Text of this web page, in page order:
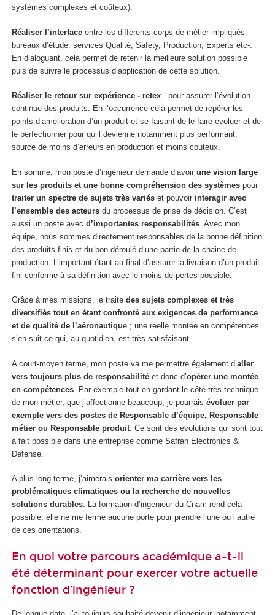
systèmes complexes et coûteux).
Réaliser l’interface entre les différents corps de métier impliqués -
bureaux d’étude, services Qualité, Safety, Production, Experts etc-.
En dialoguant, cela permet de retenir la meilleure solution possible
puis de suivre le processus d’application de cette solution.
Réaliser le retour sur expérience - retex - pour assurer l’évolution
continue des produits. En l’occurrence cela permet de repérer les
points d’amélioration d’un produit et se faisant de le faire évoluer et de
le perfectionner pour qu’il devienne notamment plus performant,
source de moins d’erreurs en production et moins couteux.
En somme, mon poste d’ingénieur demande d’avoir une vision large
sur les produits et une bonne compréhension des systèmes pour
traiter un spectre de sujets très variés et pouvoir interagir avec
l’ensemble des acteurs du processus de prise de décision. C’est
aussi un poste avec d’importantes responsabilités . Avec mon
équipe, nous sommes directement responsables de la bonne définition
des produits finis et du bon déroulé d’une partie de la chaine de
production. L’important étant au final d’assurer la livraison d’un produit
fini conforme à sa définition avec le moins de pertes possible.
Grâce à mes missions, je traite des sujets complexes et très
diversifiés tout en étant confronté aux exigences de performance
et de qualité de l’aéronautique ; une réelle montée en compétences
s’en suit ce qui, au quotidien, est très satisfaisant.
A court-moyen terme, mon poste va me permettre également d’aller
vers toujours plus de responsabilité et donc d’opérer une montée
en compétences . Par exemple tout en gardant le côté très technique
de mon métier, que j’affectionne beaucoup, je pourrais évoluer par
exemple vers des postes de Responsable d’équipe, Responsable
métier ou Responsable produit . Ce sont des évolutions qui sont tout
à fait possible dans une entreprise comme Safran Electronics &
Defense.
A plus long terme, j’aimerais orienter ma carrière vers les
problématiques climatiques ou la recherche de nouvelles
solutions durables. La formation d’ingénieur du Cnam rend cela
possible, elle ne me ferme aucune porte pour prendre l’une ou l’autre
de ces orientations.
En quoi votre parcours académique a-t-il
été déterminant pour exercer votre actuelle
fonction d’ingénieur ?